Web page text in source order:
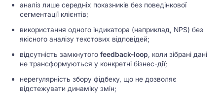
аналіз лише середніх показників без поведінкової
сегментації клієнтів;
використання одного індикатора (наприклад, NPS) без
якісного аналізу текстових відповідей;
відсутність замкнутого feedback-loop, коли зібрані дані
не трансформуються у конкретні бізнес-дії;
нерегулярність збору фідбеку, що не дозволяє
відстежувати динаміку змін;